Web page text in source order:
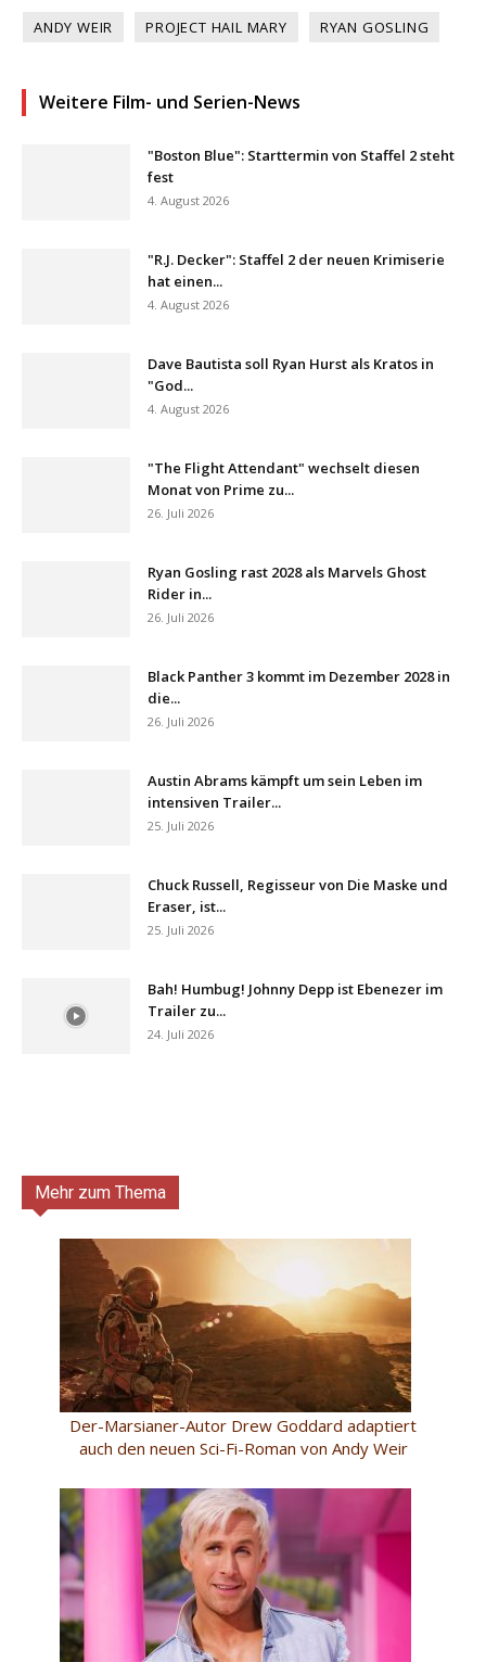
ANDY WEIR PROJECT HAIL MARY RYAN GOSLING
Weitere Film- und Serien-News
"Boston Blue": Starttermin von Staffel 2 steht
fest
4. August 2026
"R.J. Decker": Staffel 2 der neuen Krimiserie
hat einen...
4. August 2026
Dave Bautista soll Ryan Hurst als Kratos in
"God...
4. August 2026
"The Flight Attendant" wechselt diesen
Monat von Prime zu...
26. Juli 2026
Ryan Gosling rast 2028 als Marvels Ghost
Rider in...
26. Juli 2026
Black Panther 3 kommt im Dezember 2028 in
die...
26. Juli 2026
Austin Abrams kämpft um sein Leben im
intensiven Trailer...
25. Juli 2026
Chuck Russell, Regisseur von Die Maske und
Eraser, ist...
25. Juli 2026
Bah! Humbug! Johnny Depp ist Ebenezer im
Trailer zu...
24. Juli 2026
Mehr zum Thema
Der-Marsianer-Autor Drew Goddard adaptiert
auch den neuen Sci-Fi-Roman von Andy Weir